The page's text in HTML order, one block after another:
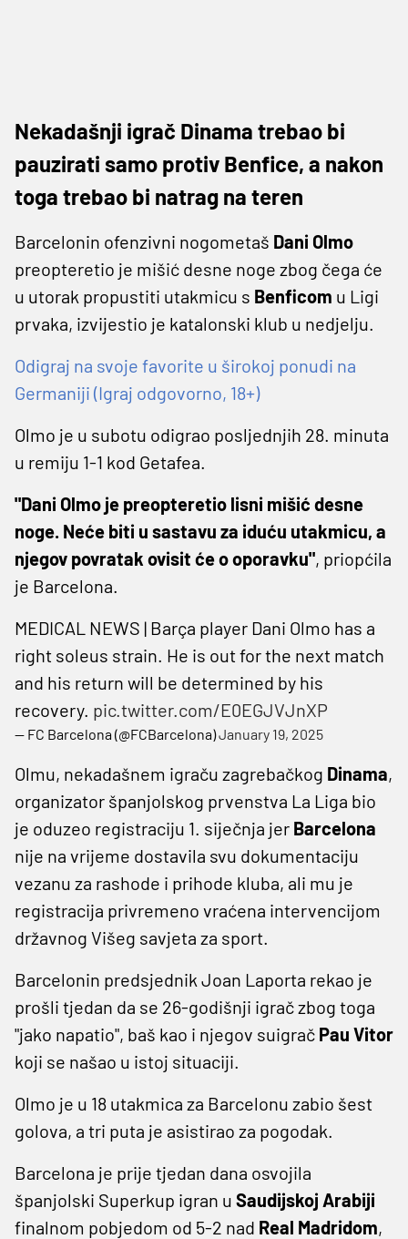
Nekadašnji igrač Dinama trebao bi
pauzirati samo protiv Benfice, a nakon
toga trebao bi natrag na teren
Barcelonin ofenzivni nogometaš Dani Olmo
preopteretio je mišić desne noge zbog čega će
u utorak propustiti utakmicu s Benficom u Ligi
prvaka, izvijestio je katalonski klub u nedjelju.
Odigraj na svoje favorite u širokoj ponudi na
Germaniji (Igraj odgovorno, 18+)
Olmo je u subotu odigrao posljednjih 28. minuta
u remiju 1-1 kod Getafea.
"Dani Olmo je preopteretio lisni mišić desne
noge. Neće biti u sastavu za iduću utakmicu, a
njegov povratak ovisit će o oporavku", priopćila
je Barcelona.
MEDICAL NEWS | Barça player Dani Olmo has a
right soleus strain. He is out for the next match
and his return will be determined by his
recovery. pic.twitter.com/E0EGJVJnXP
— FC Barcelona (@FCBarcelona)January 19, 2025
Olmu, nekadašnem igraču zagrebačkog Dinama,
organizator španjolskog prvenstva La Liga bio
je oduzeo registraciju 1. siječnja jer Barcelona
nije na vrijeme dostavila svu dokumentaciju
vezanu za rashode i prihode kluba, ali mu je
registracija privremeno vraćena intervencijom
državnog Višeg savjeta za sport.
Barcelonin predsjednik Joan Laporta rekao je
prošli tjedan da se 26-godišnji igrač zbog toga
"jako napatio", baš kao i njegov suigrač Pau Vitor
koji se našao u istoj situaciji.
Olmo je u 18 utakmica za Barcelonu zabio šest
golova, a tri puta je asistirao za pogodak.
Barcelona je prije tjedan dana osvojila
španjolski Superkup igran u Saudijskoj Arabiji
finalnom pobjedom od 5-2 nad Real Madridom,